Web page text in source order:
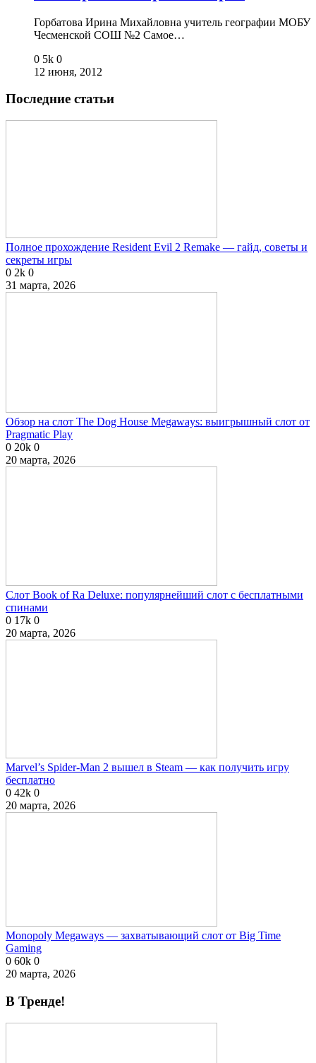
Горбатова Ирина Михайловна учитель географии МОБУ
Чесменской СОШ №2 Самое…
0 5k 0
12 июня, 2012
Последние статьи
Полное прохождение Resident Evil 2 Remake — гайд, советы и
секреты игры
0 2k 0
31 марта, 2026
Обзор на слот The Dog House Megaways: выигрышный слот от
Pragmatic Play
0 20k 0
20 марта, 2026
Слот Book of Ra Deluxe: популярнейший слот с бесплатными
спинами
0 17k 0
20 марта, 2026
Marvel’s Spider-Man 2 вышел в Steam — как получить игру
бесплатно
0 42k 0
20 марта, 2026
Monopoly Megaways — захватывающий слот от Big Time
Gaming
0 60k 0
20 марта, 2026
В Тренде!